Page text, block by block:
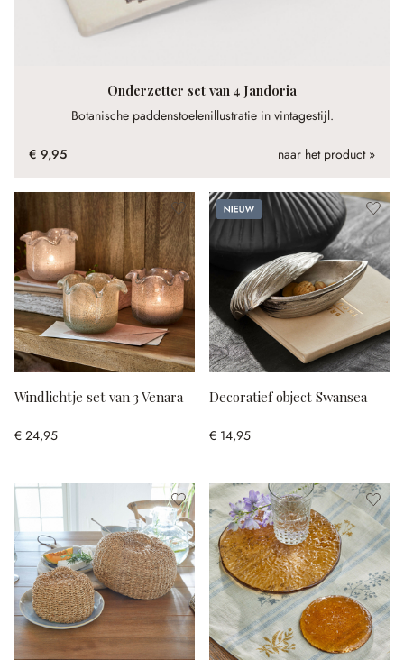
Onderzetter set van 4 Jandoria
Botanische paddenstoelenillustratie in vintagestijl.
€ 9,95 naar het product »
Windlichtje set van 3 Venara
€ 24,95
Nieuw
Decoratief object Swansea
€ 14,95